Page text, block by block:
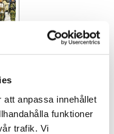
att anpassa innehållet
funktioner
trafik. Vi